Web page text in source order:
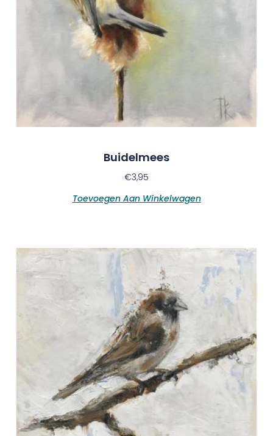
Buidelmees
€3,95
Toevoegen Aan Winkelwagen